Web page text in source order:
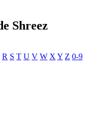
Shreez
R S T U V W X Y Z 0-9